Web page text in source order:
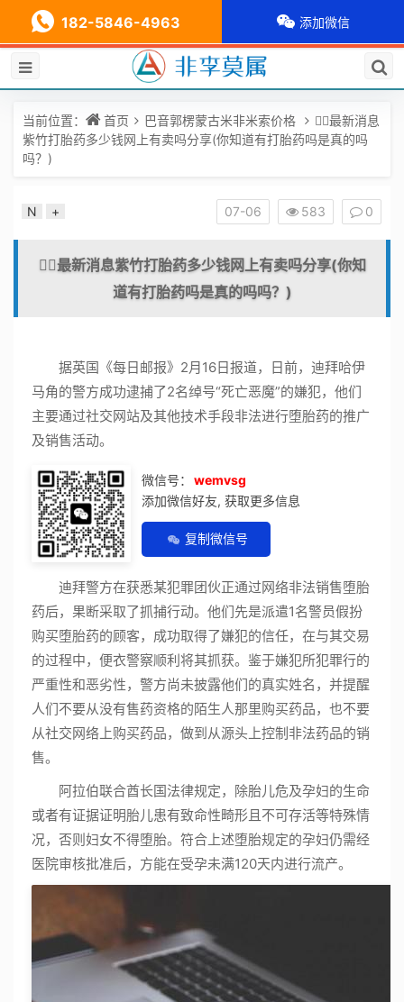
当前位置： 首页 巴音郭楞蒙古米非米索价格
🐕‍🦺最新消息
紫竹打胎药多少钱网上有卖吗分享(你知道有打胎药吗是真的吗
吗？)
07-06 583 0
N +
🐕‍🦺最新消息紫竹打胎药多少钱网上有卖吗分享(你知
道有打胎药吗是真的吗吗？)
据英国《每日邮报》2月16日报道，日前，迪拜哈伊
马角的警方成功逮捕了2名绰号“死亡恶魔”的嫌犯，他们
主要通过社交网站及其他技术手段非法进行堕胎药的推广
及销售活动。
微信号：
wemvsg
添加微信好友, 获取更多信息
复制微信号
迪拜警方在获悉某犯罪团伙正通过网络非法销售堕胎
药后，果断采取了抓捕行动。他们先是派遣1名警员假扮
购买堕胎药的顾客，成功取得了嫌犯的信任，在与其交易
的过程中，便衣警察顺利将其抓获。鉴于嫌犯所犯罪行的
严重性和恶劣性，警方尚未披露他们的真实姓名，并提醒
人们不要从没有售药资格的陌生人那里购买药品，也不要
从社交网络上购买药品，做到从源头上控制非法药品的销
售。
阿拉伯联合酋长国法律规定，除胎儿危及孕妇的生命
或者有证据证明胎儿患有致命性畸形且不可存活等特殊情
况，否则妇女不得堕胎。符合上述堕胎规定的孕妇仍需经
医院审核批准后，方能在受孕未满120天内进行流产。
182-5846-4963 添加微信